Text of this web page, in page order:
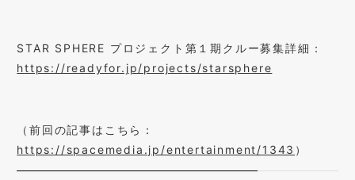
STAR SPHERE プロジェクト第１期クルー募集詳細：
https://readyfor.jp/projects/starsphere
（前回の記事はこちら：
https://spacemedia.jp/entertainment/1343 ）